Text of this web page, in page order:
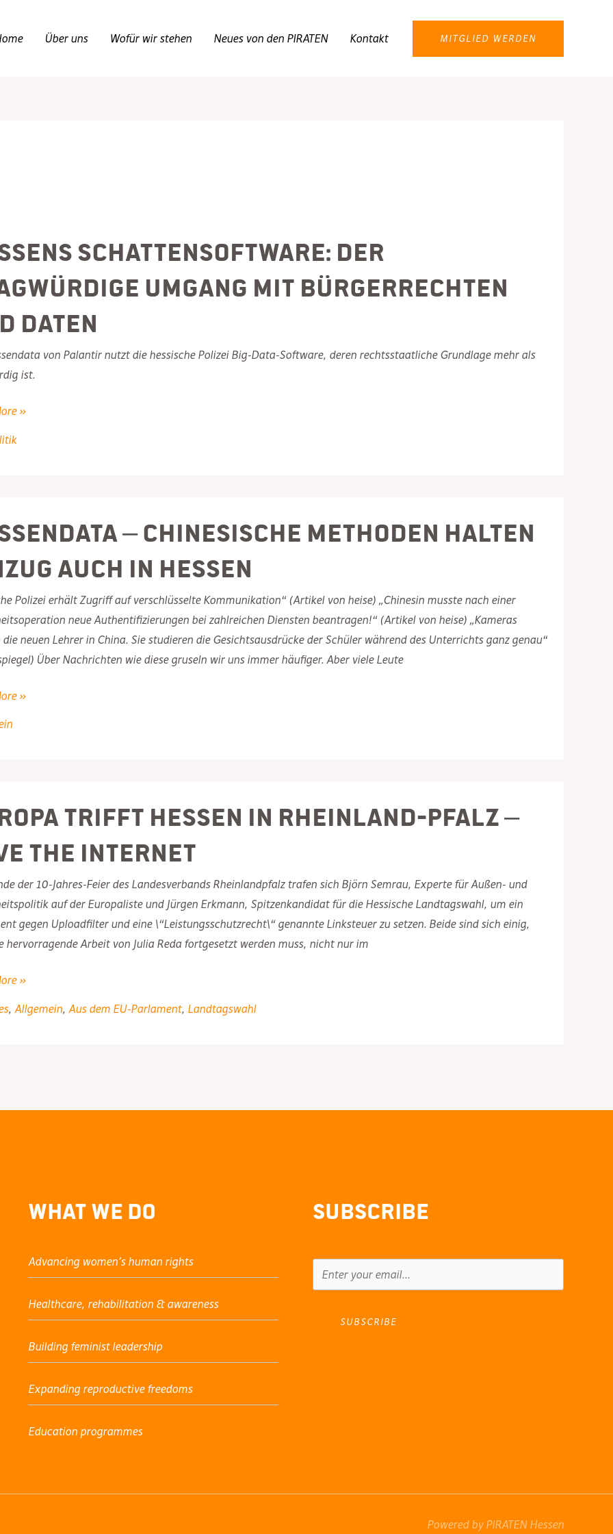
Über uns Wofür wir stehen Neues von den PIRATEN Kontakt MITGLIED WERDEN
Schattensoftware: Der
Umgang mit Bürgerrechten
Daten
von Palantir nutzt die hessische Polizei Big-Data-Software, deren rechtsstaatliche Grundlage mehr als
ist.
»
– chinesische Methoden halten
auch in Hessen
Polizei erhält Zugriff auf verschlüsselte Kommunikation“ (Artikel von heise) „Chinesin musste nach einer
neue Authentifizierungen bei zahlreichen Diensten beantragen!“ (Artikel von heise) „Kameras
die neuen Lehrer in China. Sie studieren die Gesichtsausdrücke der Schüler während des Unterrichts ganz genau“
Über Nachrichten wie diese gruseln wir uns immer häufiger. Aber viele Leute
»
trifft Hessen in Rheinland-Pfalz –
the Internet
der 10-Jahres-Feier des Landesverbands Rheinlandpfalz trafen sich Björn Semrau, Experte für Außen- und
auf der Europaliste und Jürgen Erkmann, Spitzenkandidat für die Hessische Landtagswahl, um ein
gegen Uploadfilter und eine \“Leistungsschutzrecht\“ genannte Linksteuer zu setzen. Beide sind sich einig,
hervorragende Arbeit von Julia Reda fortgesetzt werden muss, nicht nur im
»
, Allgemein, Aus dem EU-Parlament, Landtagswahl
What We Do
Advancing women’s human rights
Healthcare, rehabilitation & awareness
Building feminist leadership
Expanding reproductive freedoms
Education programmes
Subscribe
SUBSCRIBE
Powered by PIRATEN Hessen